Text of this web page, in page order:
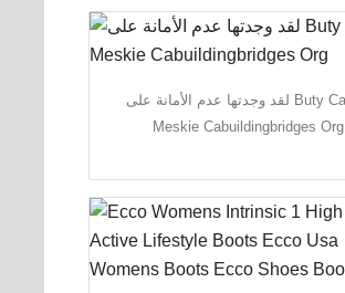
لقد وجدتها عدم الأمانة على Buty Camel
Meskie Cabuildingbridges Org